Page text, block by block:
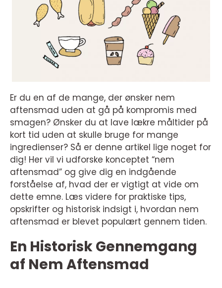
Er du en af de mange, der ønsker nem
aftensmad uden at gå på kompromis med
smagen? Ønsker du at lave lækre måltider på
kort tid uden at skulle bruge for mange
ingredienser? Så er denne artikel lige noget for
dig! Her vil vi udforske konceptet “nem
aftensmad” og give dig en indgående
forståelse af, hvad der er vigtigt at vide om
dette emne. Læs videre for praktiske tips,
opskrifter og historisk indsigt i, hvordan nem
aftensmad er blevet populært gennem tiden.
En Historisk Gennemgang
af Nem Aftensmad